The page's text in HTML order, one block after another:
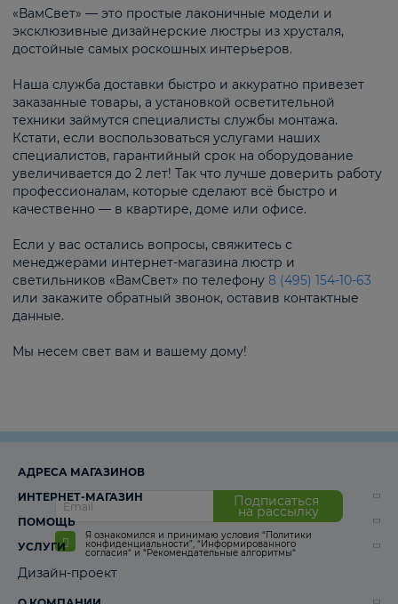
«ВамСвет» — это простые лаконичные модели и
эксклюзивные дизайнерские люстры из хрусталя,
достойные самых роскошных интерьеров.
Наша служба доставки быстро и аккуратно привезет
заказанные товары, а установкой осветительной
техники займутся специалисты службы монтажа.
Кстати, если воспользоваться услугами наших
специалистов, гарантийный срок на оборудование
увеличивается до 2 лет! Так что лучше доверить работу
профессионалам, которые сделают всё быстро и
качественно — в квартире, доме или офисе.
Если у вас остались вопросы, свяжитесь с
менеджерами интернет-магазина люстр и
светильников «ВамСвет» по телефону 8 (495) 154-10-63
или закажите обратный звонок, оставив контактные
данные.
Мы несем свет вам и вашему дому!
Подписаться
на рассылку
Я ознакомился и принимаю условия “Политики
конфиденциальности”, “Информированного
согласия“ и “Рекомендательные алгоритмы“
АДРЕСА МАГАЗИНОВ
ИНТЕРНЕТ-МАГАЗИН
ПОМОЩЬ
УСЛУГИ
Дизайн-проект